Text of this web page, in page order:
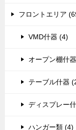
フロントエリア
VMD什器 (4)
オープン棚什
テーブル什器
ディスプレー
ハンガー類 (4)